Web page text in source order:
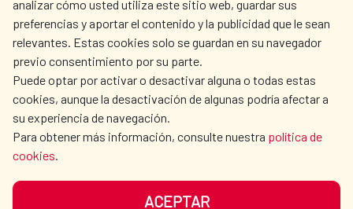
analizar cómo usted utiliza este sitio web, guardar sus
preferencias y aportar el contenido y la publicidad que le sean
relevantes. Estas cookies solo se guardan en su navegador
previo consentimiento por su parte.
Puede optar por activar o desactivar alguna o todas estas
cookies, aunque la desactivación de algunas podría afectar a
su experiencia de navegación.
Para obtener más información, consulte nuestra política de
cookies.
ACEPTAR
OUR SOCIAL MEDIA